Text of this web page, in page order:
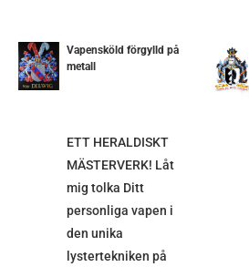
Vapensköld förgylld på
metall
ETT HERALDISKT
MÄSTERVERK! Låt
mig tolka Ditt
personliga vapen i
den unika
lystertekniken på
DETALJER